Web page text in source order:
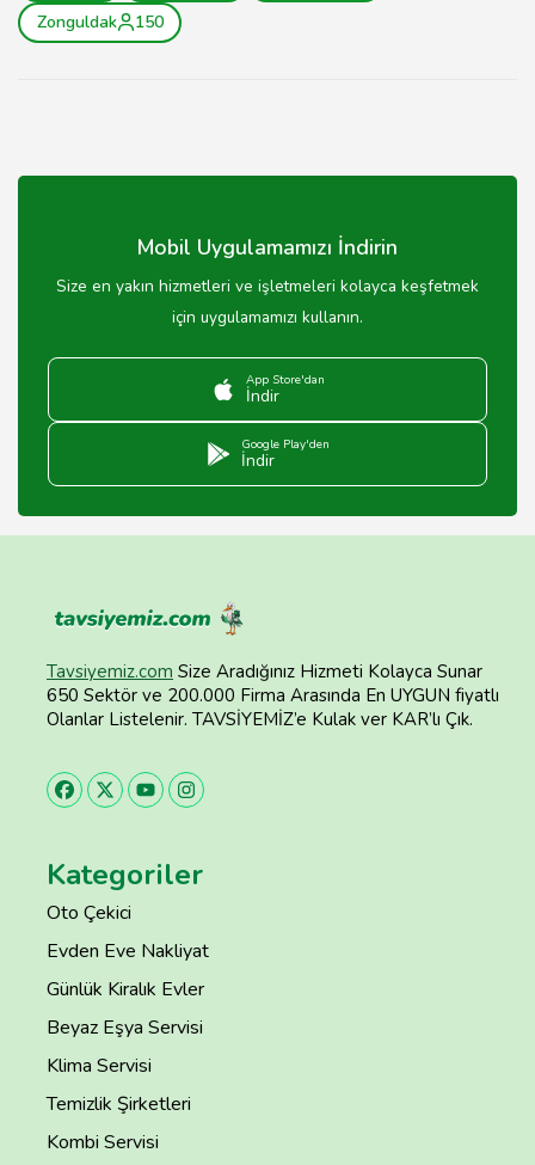
Zonguldak
150
Mobil Uygulamamızı İndirin
Size en yakın hizmetleri ve işletmeleri kolayca keşfetmek
için uygulamamızı kullanın.
App Store'dan
İndir
Google Play'den
İndir
Tavsiyemiz.com Size Aradığınız Hizmeti Kolayca Sunar
650 Sektör ve 200.000 Firma Arasında En UYGUN fiyatlı
Olanlar Listelenir. TAVSİYEMİZ’e Kulak ver KAR’lı Çık.
Kategoriler
Oto Çekici
Evden Eve Nakliyat
Günlük Kiralık Evler
Beyaz Eşya Servisi
Klima Servisi
Temizlik Şirketleri
Kombi Servisi